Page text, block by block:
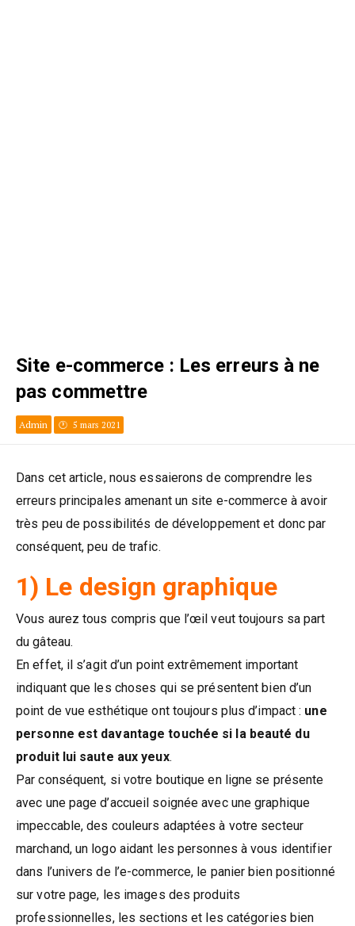
Site e-commerce : Les erreurs à ne
pas commettre
Admin 5 mars 2021
Dans cet article, nous essaierons de comprendre les
erreurs principales amenant un site e-commerce à avoir
très peu de possibilités de développement et donc par
conséquent, peu de trafic.
1) Le design graphique
Vous aurez tous compris que l’œil veut toujours sa part
du gâteau.
En effet, il s’agit d’un point extrêmement important
indiquant que les choses qui se présentent bien d’un
point de vue esthétique ont toujours plus d’impact : une
personne est davantage touchée si la beauté du
produit lui saute aux yeux.
Par conséquent, si votre boutique en ligne se présente
avec une page d’accueil soignée avec une graphique
impeccable, des couleurs adaptées à votre secteur
marchand, un logo aidant les personnes à vous identifier
dans l’univers de l’e-commerce, le panier bien positionné
sur votre page, les images des produits
professionnelles, les sections et les catégories bien